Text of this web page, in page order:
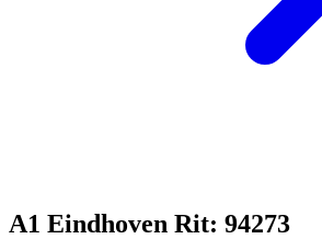
A1 Eindhoven Rit: 94273